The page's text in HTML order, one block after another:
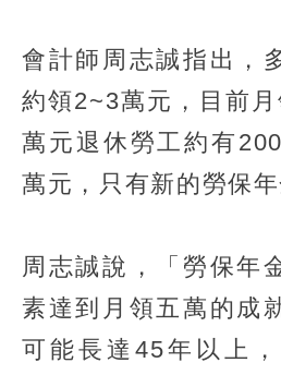
會計師周志誠指出，
約領2~3萬元，目前
萬元退休勞工約有
萬元，只有新的勞保年
周志誠說，「勞保年
素達到月領五萬的成
可能長達45年以上